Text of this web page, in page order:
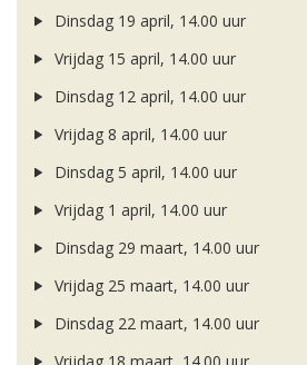
Dinsdag 19 april, 14.00 uur
Vrijdag 15 april, 14.00 uur
Dinsdag 12 april, 14.00 uur
Vrijdag 8 april, 14.00 uur
Dinsdag 5 april, 14.00 uur
Vrijdag 1 april, 14.00 uur
Dinsdag 29 maart, 14.00 uur
Vrijdag 25 maart, 14.00 uur
Dinsdag 22 maart, 14.00 uur